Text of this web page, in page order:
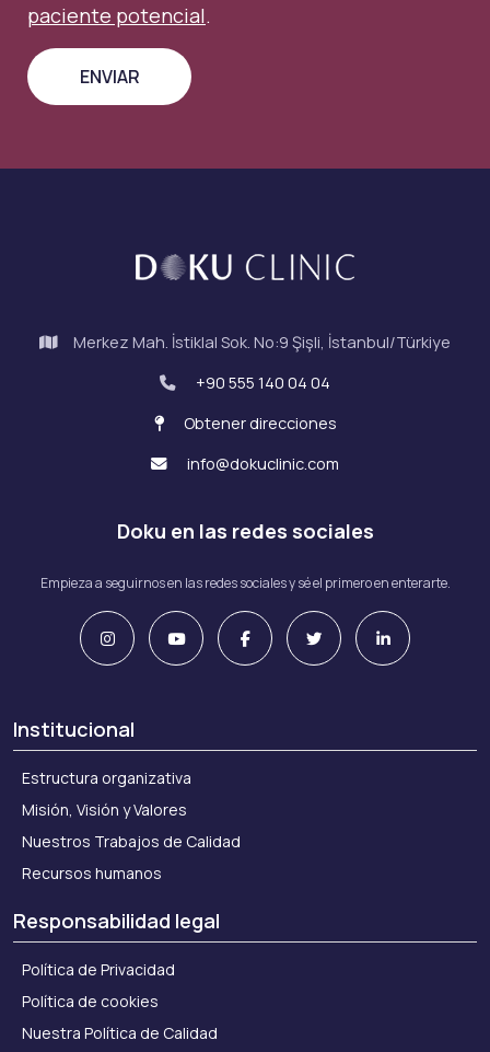
paciente potencial.
Merkez Mah. İstiklal Sok. No:9 Şişli, İstanbul/Türkiye
+90 555 140 04 04
Obtener direcciones
info@dokuclinic.com
Doku en las redes sociales
Empieza a seguirnos en las redes sociales y sé el primero en enterarte.
Institucional
Estructura organizativa
Misión, Visión y Valores
Nuestros Trabajos de Calidad
Recursos humanos
Responsabilidad legal
Política de Privacidad
Política de cookies
Nuestra Política de Calidad